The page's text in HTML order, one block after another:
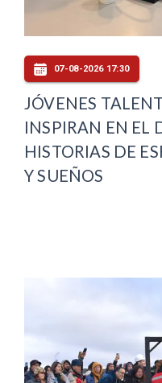
07-08-2026 17:30
JÓVENES
INSPIRAN EN EL
HISTORIAS DE
Y SUEÑOS